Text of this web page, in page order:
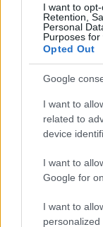
I want to
Retention,
Personal
Purposes for
Opted Out
Google
I want to
related to
device
I want to
Google for
I want to
personalized
Newey biztos
Aston Martinnál
Meggyőződése
élvezi, hogy az
benne, hogy ez a
felröppentek
világbajnok akár
hoz, maga a
mellett – igaz, a
az még nem dőlt
mivel utalt rá,
annyira a vezetést
Hasonlóra